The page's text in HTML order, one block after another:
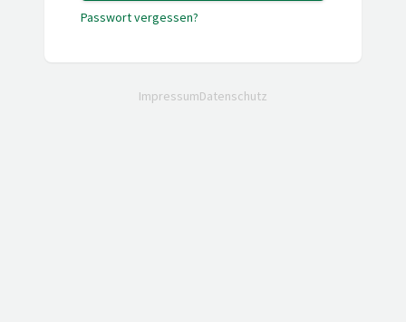
Passwort vergessen?
ImpressumDatenschutz